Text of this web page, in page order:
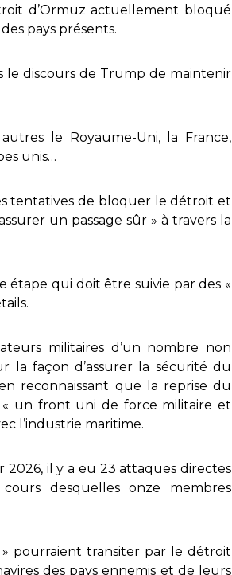
d’Ormuz actuellement bloqué
pays présents.
le discours de Trump de maintenir
le Royaume-Uni, la France,
unis…
tentatives de bloquer le détroit et
un passage sûr » à travers la
étape qui doit être suivie par des «
militaires d’un nombre non
la façon d’assurer la sécurité du
reconnaissant que la reprise du
« un front uni de force militaire et
l’industrie maritime.
il y a eu 23 attaques directes
desquelles onze membres
» pourraient transiter par le détroit
des pays ennemis et de leurs